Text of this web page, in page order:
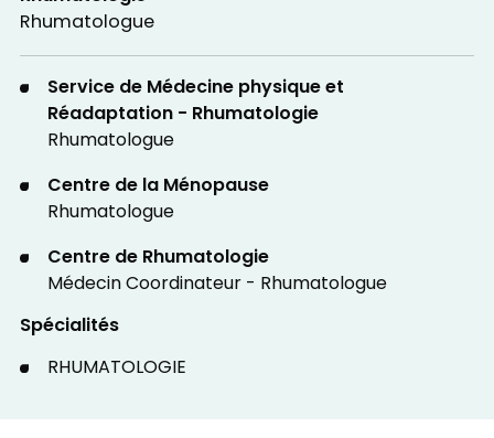
Rhumatologue
Service de Médecine physique et
Réadaptation - Rhumatologie
Rhumatologue
Centre de la Ménopause
Rhumatologue
Centre de Rhumatologie
Médecin Coordinateur - Rhumatologue
Spécialités
RHUMATOLOGIE